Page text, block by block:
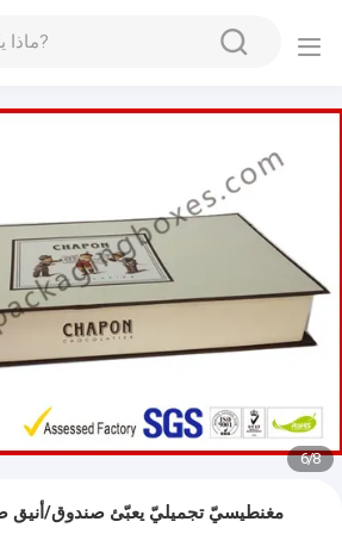
7/8
مغنطيسيّ تجميليّ يعبّئ صندوق/أنيق